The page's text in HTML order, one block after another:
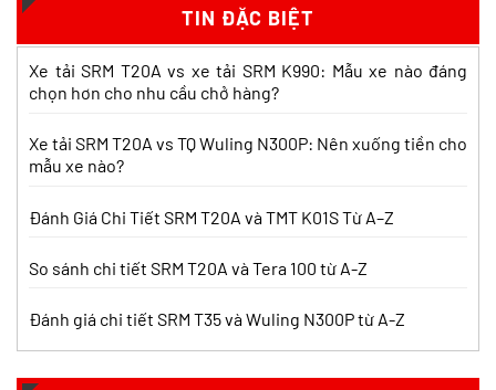
TIN ĐẶC BIỆT
Xe tải SRM T20A vs xe tải SRM K990: Mẫu xe nào đáng
chọn hơn cho nhu cầu chở hàng?
Xe tải SRM T20A vs TQ Wuling N300P: Nên xuống tiền cho
mẫu xe nào?
Đánh Giá Chi Tiết SRM T20A và TMT K01S Từ A–Z
So sánh chi tiết SRM T20A và Tera 100 từ A-Z
Đánh giá chi tiết SRM T35 và Wuling N300P từ A-Z
So sánh xe tải SRM T35 và Tera 100s:
Nên chọn dòng nào?
Pro? So sánh chi tiết
Nên mua xe tải SRM T30 hay Tera 100?
Tìm hiểu chi tiết